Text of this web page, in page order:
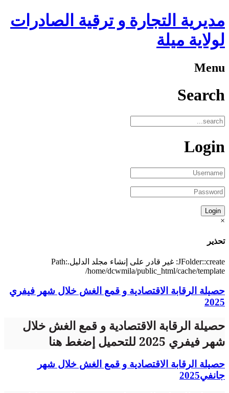
مديرية التجارة و ترقية الصادرات
لولاية ميلة
Menu
Search
Login
×
تحذير
JFolder::create: غير قادر على إنشاء مجلد الدليل.Path:
/home/dcwmila/public_html/cache/template
حصيلة الرقابة الاقتصادية و قمع الغش خلال شهر فيفري
2025
حصيلة الرقابة الاقتصادية و قمع الغش خلال
شهر فيفري 2025 للتحميل إضغط هنا
حصيلة الرقابة الاقتصادية و قمع الغش خلال شهر
جانفي2025